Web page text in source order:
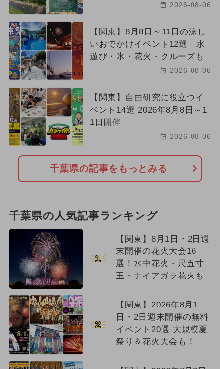
2026-08-06
【関東】8月8日～11日の涼し
いおでかけイベント12選｜水
遊び・氷・花火・クルーズも
2026-08-06
【関東】自由研究に役立つイ
ベント14選 2026年8月8日～1
1日開催
2026-08-06
千葉県の記事をもっとみる
千葉県の人気記事ランキング
1
【関東】8月1日・2日週
末開催の花火大会16
選！水中花火・尺五寸
玉・ナイアガラ花火も
2
【関東】2026年8月1
日・2日週末開催の無料
イベント20選 大規模夏
祭り＆花火大会も！